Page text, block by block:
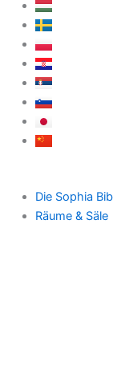
Die Sophia
Räume & Säle